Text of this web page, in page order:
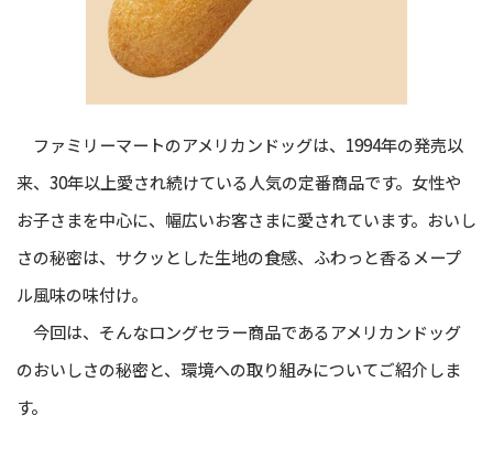
ファミリーマートのアメリカンドッグは、1994年の発売以
来、30年以上愛され続けている人気の定番商品です。女性や
お子さまを中心に、幅広いお客さまに愛されています。おいし
さの秘密は、サクッとした生地の食感、ふわっと香るメープ
ル風味の味付け。
今回は、そんなロングセラー商品であるアメリカンドッグ
のおいしさの秘密と、環境への取り組みについてご紹介しま
す。